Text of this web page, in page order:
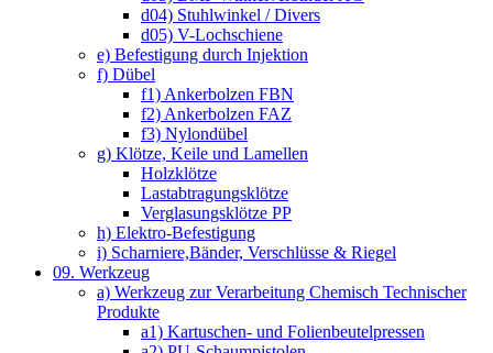
d04) Stuhlwinkel / Divers
d05) V-Lochschiene
e) Befestigung durch Injektion
f) Dübel
f1) Ankerbolzen FBN
f2) Ankerbolzen FAZ
f3) Nylondübel
g) Klötze, Keile und Lamellen
Holzklötze
Lastabtragungsklötze
Verglasungsklötze PP
h) Elektro-Befestigung
i) Scharniere,Bänder, Verschlüsse & Riegel
09. Werkzeug
a) Werkzeug zur Verarbeitung Chemisch Technischer
Produkte
a1) Kartuschen- und Folienbeutelpressen